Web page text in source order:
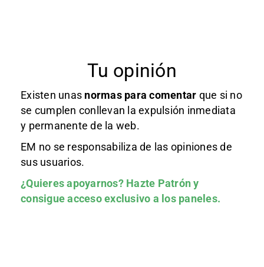
Tu opinión
Existen unas normas para comentar que si no
se cumplen conllevan la expulsión inmediata
y permanente de la web.
EM no se responsabiliza de las opiniones de
sus usuarios.
¿Quieres apoyarnos? Hazte Patróny
consigue acceso exclusivo a los paneles.